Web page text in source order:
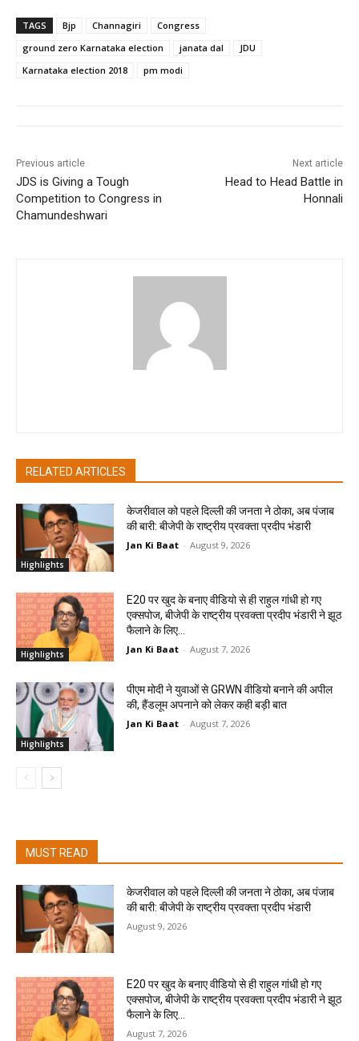
TAGS Bjp Channagiri
Congress
ground zero Karnataka election
janata dal
JDU
Karnataka election 2018
pm modi
Previous article
JDS is Giving a Tough
Competition to Congress in
Chamundeshwari
Next article
Head to Head Battle in
Honnali
RELATED ARTICLES
Highlights
केजरीवाल को पहले दिल्ली की जनता ने ठोका, अब पंजाब
की बारी: बीजेपी के राष्ट्रीय प्रवक्ता प्रदीप भंडारी
Jan Ki Baat - August 9, 2026
Highlights
E20 पर खुद के बनाए वीडियो से ही राहुल गांधी हो गए
एक्सपोज, बीजेपी के राष्ट्रीय प्रवक्ता प्रदीप भंडारी ने झूठ
फैलाने के लिए...
Jan Ki Baat - August 7, 2026
Highlights
पीएम मोदी ने युवाओं से GRWN वीडियो बनाने की अपील
की, हैंडलूम अपनाने को लेकर कही बड़ी बात
Jan Ki Baat - August 7, 2026
MUST READ
केजरीवाल को पहले दिल्ली की जनता ने ठोका, अब पंजाब
की बारी: बीजेपी के राष्ट्रीय प्रवक्ता प्रदीप भंडारी
August 9, 2026
E20 पर खुद के बनाए वीडियो से ही राहुल गांधी हो गए
एक्सपोज, बीजेपी के राष्ट्रीय प्रवक्ता प्रदीप भंडारी ने झूठ
फैलाने के लिए...
August 7, 2026